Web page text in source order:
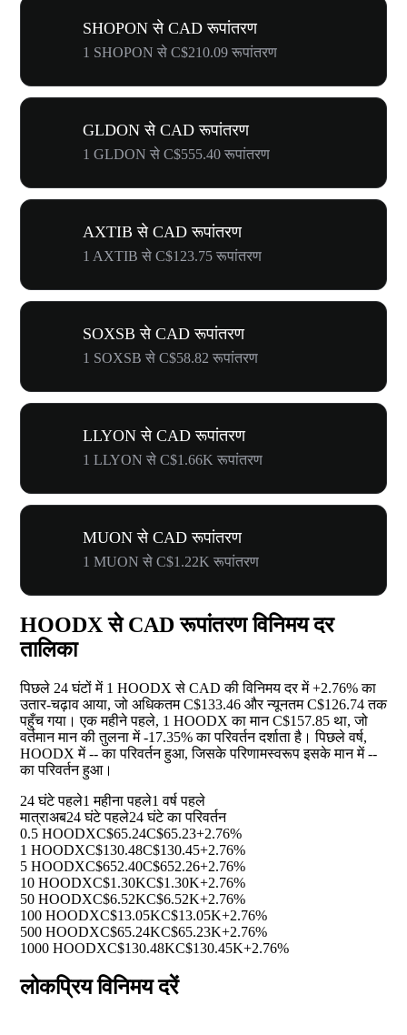
SHOPON से CAD रूपांतरण
1 SHOPON से C$210.09 रूपांतरण
GLDON से CAD रूपांतरण
1 GLDON से C$555.40 रूपांतरण
AXTIB से CAD रूपांतरण
1 AXTIB से C$123.75 रूपांतरण
SOXSB से CAD रूपांतरण
1 SOXSB से C$58.82 रूपांतरण
LLYON से CAD रूपांतरण
1 LLYON से C$1.66K रूपांतरण
MUON से CAD रूपांतरण
1 MUON से C$1.22K रूपांतरण
HOODX से CAD रूपांतरण विनिमय दर
तालिका
पिछले 24 घंटों में 1 HOODX से CAD की विनिमय दर में+2.76%का
उतार-चढ़ाव आया, जो अधिकतम C$133.46 और न्यूनतम C$126.74 तक
पहुँच गया। एक महीने पहले, 1 HOODX का मान C$157.85 था, जो
वर्तमान मान की तुलना में-17.35%का परिवर्तन दर्शाता है। पिछले वर्ष,
HOODX में--का परिवर्तन हुआ, जिसके परिणामस्वरूप इसके मान में--
का परिवर्तन हुआ।
24 घंटे पहले1 महीना पहले1 वर्ष पहले
मात्राअब24 घंटे पहले24 घंटे का परिवर्तन
0.5 HOODXC$65.24C$65.23+2.76%
1 HOODXC$130.48C$130.45+2.76%
5 HOODXC$652.40C$652.26+2.76%
10 HOODXC$1.30KC$1.30K+2.76%
50 HOODXC$6.52KC$6.52K+2.76%
100 HOODXC$13.05KC$13.05K+2.76%
500 HOODXC$65.24KC$65.23K+2.76%
1000 HOODXC$130.48KC$130.45K+2.76%
लोकप्रिय विनिमय दरें